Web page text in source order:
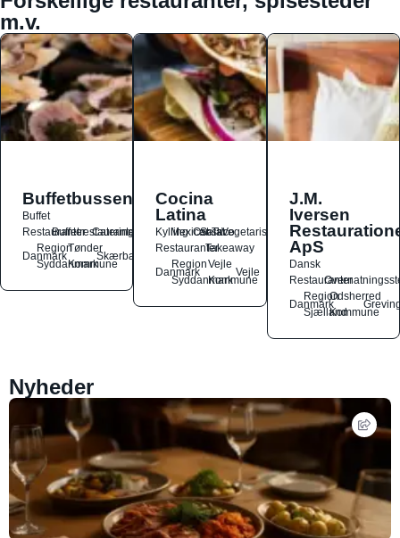
m.v.
Buffetbussen
Buffet
Restauranter
Buffetrestauranter
Catering
Danmark
Region
Syddanmark
Tønder
Kommune
Skærbæk
Cocina
Latina
Kylling
Mexicansk
OstSalat
TacoVegetarisk
RestauranterTakeaway
Danmark
Region
Syddanmark
Vejle
Kommune
Vejle
J.M.
Iversen
ApS
Dansk
Restauranter
Danmark
Region
Sjælland
Odsherred
Kommune
Nyheder